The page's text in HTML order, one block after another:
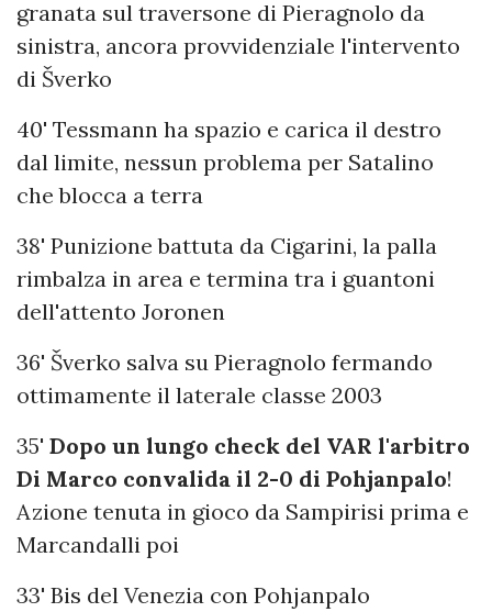
granata sul traversone di Pieragnolo da
sinistra, ancora provvidenziale l'intervento
di Šverko
40' Tessmann ha spazio e carica il destro
dal limite, nessun problema per Satalino
che blocca a terra
38' Punizione battuta da Cigarini, la palla
rimbalza in area e termina tra i guantoni
dell'attento Joronen
36' Šverko salva su Pieragnolo fermando
ottimamente il laterale classe 2003
35' Dopo un lungo check del VAR l'arbitro
Di Marco convalida il 2-0 di Pohjanpalo!
Azione tenuta in gioco da Sampirisi prima e
Marcandalli poi
33' Bis del Venezia con Pohjanpalo